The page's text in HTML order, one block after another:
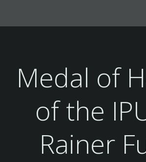
content
Medal of
of the
Rainer